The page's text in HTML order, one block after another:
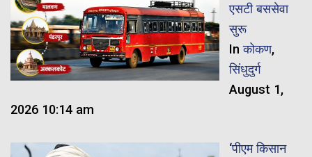
एसटी बससेवा
सुरू
Inकोकण,
सिंधुदुर्ग
August 1,
2026 10:14 am
‘पीएम किसान